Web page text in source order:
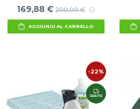
169,88 € 200,00 €
AGGIUNGI AL CARRELLO
-22%
GRATIS